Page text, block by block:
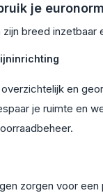
je
zijn breed inzetbaar
en
je ruimte en
zorgen voor een